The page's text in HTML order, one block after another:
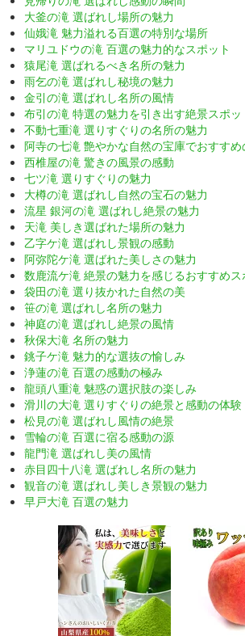
大釜の滝 選ばれし場所の魅力
仙娥滝 魅力溢れる百選の特別な場所
マリユドウの滝 百選の魅力的なスポット
猿尾滝 選ばれるべき名所の魅力
雨乞の滝 選ばれし秘境の魅力
金引の滝 選ばれし名所の風情
布引の滝 特選の魅力を引き出す絶景スポッ
不動七重滝 選りすぐりの名所の魅力
阿寺の七滝 艶やかな自然の宝庫でおすすめ
西椎屋の滝 驚きの風景の感動
七ツ滝 選りすぐりの魅力
大樽の滝 選ばれし自然の宝石の魅力
流星 銀河の滝 選ばれし絶景の魅力
天滝 美しき選ばれた場所の魅力
乙字ケ滝 選ばれし景観の感動
阿弥陀ケ滝 選ばれた美しさの魅力
数鹿流ケ滝 絶景の魅力を感じるおすすめス
袋田の滝 選り抜かれた自然の美
笹の滝 選ばれし名所の魅力
神庭の滝 選ばれし絶景の風情
秋保大滝 名所の魅力
銚子ケ滝 魅力的な選抜の愉しみ
浄蓮の滝 百選の感動の極み
龍頭八重滝 魅惑の選択肢の楽しみ
滑川の大滝 選りすぐりの絶景と感動の体験
松見の滝 選ばれし風情の絶景
雪輪の滝 百選に宿る感動の源
龍門滝 選ばれし美の風情
赤目四十八滝 選ばれし名所の魅力
観音の滝 選ばれし美しき景観の魅力
早戸大滝 百選の魅力